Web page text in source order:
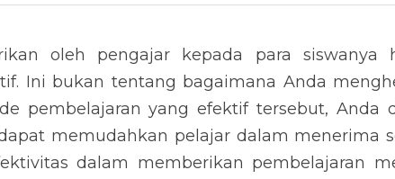
oleh pengajar kepada para siswanya
Ini bukan tentang bagaimana Anda
pembelajaran yang efektif tersebut, Anda
memudahkan pelajar dalam menerima
dalam memberikan pembelajaran